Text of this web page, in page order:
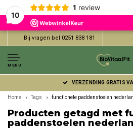
10
1 review
Bij vragen bel 0251 838 181
MENU
VERZENDING GRATIS
Home Tags functionele paddenstoelen
Producten getagd met
paddenstoelen